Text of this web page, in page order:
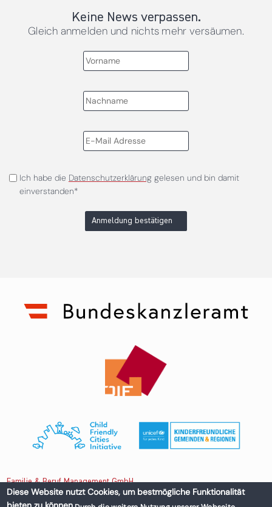
Keine News verpassen.
Gleich anmelden und nichts mehr versäumen.
Ich habe die Datenschutzerklärunggelesen und bin damit
einverstanden*
Anmeldung bestätigen
Familie & Beruf Management GmbH
Diese Website nutzt Cookies, um bestmögliche Funktionalität